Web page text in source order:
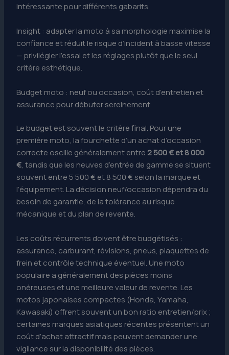
intéressante pour différents gabarits.
Insight : adapter la moto à sa morphologie maximise la
confiance et réduit le risque d’incident à basse vitesse
— privilégier l’essai et les réglages plutôt que le seul
critère esthétique.
Budget moto : neuf ou occasion, coût d’entretien et
assurance pour débuter sereinement
Le budget est souvent le critère final. Pour une
première moto, la fourchette d’un achat d’occasion
correcte oscille généralement entre 2 500 € et 8 000
€, tandis que les neuves d’entrée de gamme se situent
souvent entre 5 500 € et 8 500 € selon la marque et
l’équipement. La décision neuf/occasion dépendra du
besoin de garantie, de la tolérance au risque
mécanique et du plan de revente.
Les coûts récurrents doivent être budgétisés :
assurance, carburant, révisions, pneus, plaquettes de
frein et contrôle technique éventuel. Une moto
populaire a généralement des pièces moins
onéreuses et une meilleure valeur de revente. Les
motos japonaises compactes (Honda, Yamaha,
Kawasaki) offrent souvent un bon ratio entretien/prix ;
certaines marques asiatiques récentes présentent un
coût d’achat attractif mais peuvent demander une
vigilance sur la disponibilité des pièces.